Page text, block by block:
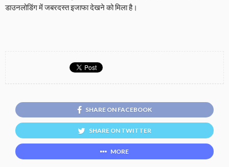
डाउनलोडिंग में जबरदस्त इजाफा देखने को मिला है।
SHARE ON FACEBOOK
SHARE ON TWITTER
MORE